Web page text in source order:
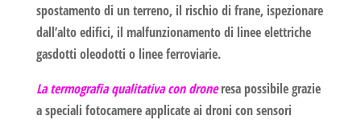
spostamento di un terreno, il rischio di frane, ispezionare
dall’alto edifici, il malfunzionamento di linee elettriche
gasdotti oleodotti o linee ferroviarie.
La termografia qualitativa con droneresa possibile grazie
a speciali fotocamere applicate ai droni con sensori